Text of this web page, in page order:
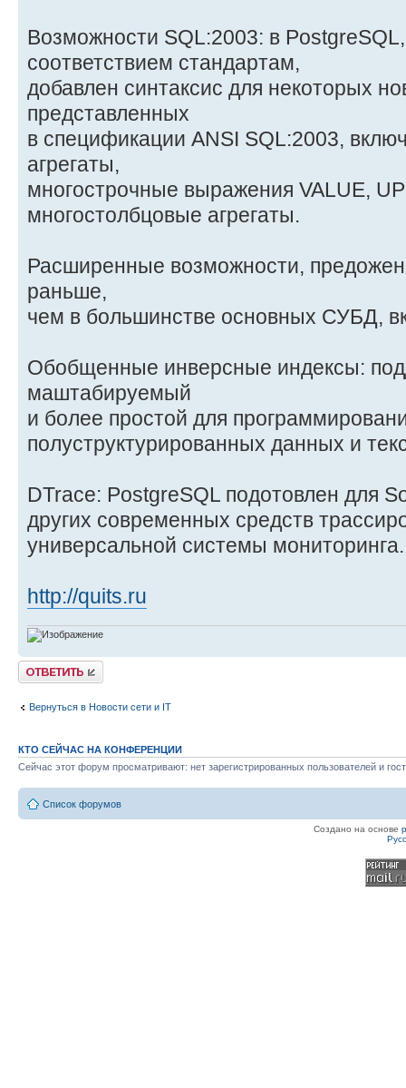
Возможности SQL:2003: в
соответствием стандартам,
добавлен синтаксис для некоторых
представленных
в спецификации ANSI SQL:2003,
агрегаты,
многострочные выражения VALUE,
многостолбцовые агрегаты.
Расширенные возможности,
раньше,
чем в большинстве основных СУБД,
Обобщенные инверсные индексы:
маштабируемый
и более простой для
полуструктурированных данных и
DTrace: PostgreSQL подотовлен для
других современных средств
универсальной системы мониторинга.
http://quits.ru
Ответить
Вернуться в Новости сети и IT
КТО СЕЙЧАС НА КОНФЕРЕНЦИИ
Сейчас этот форум просматривают: нет зарегистрированных пользователей и
Список форумов
Создано на основе